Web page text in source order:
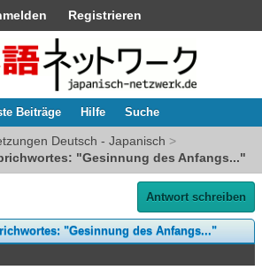
Registrieren
Beiträge Hilfe Suche
Deutsch - Japanisch >
"Gesinnung des Anfangs..."
Antwort schreiben
"Gesinnung des Anfangs..."